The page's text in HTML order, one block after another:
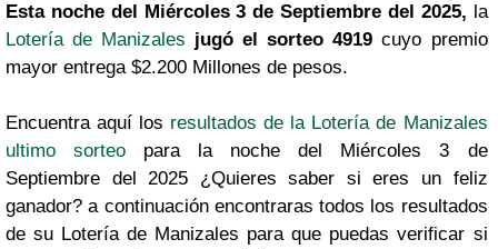
Esta noche del Miércoles 3 de Septiembre del 2025, la
Lotería de Manizales jugó el sorteo 4919 cuyo premio
mayor entrega $2.200 Millones de pesos.
Encuentra aquí los resultados de la Lotería de Manizales
ultimo sorteo para la noche del Miércoles 3 de
Septiembre del 2025 ¿Quieres saber si eres un feliz
ganador? a continuación encontraras todos los resultados
de su Lotería de Manizales para que puedas verificar si